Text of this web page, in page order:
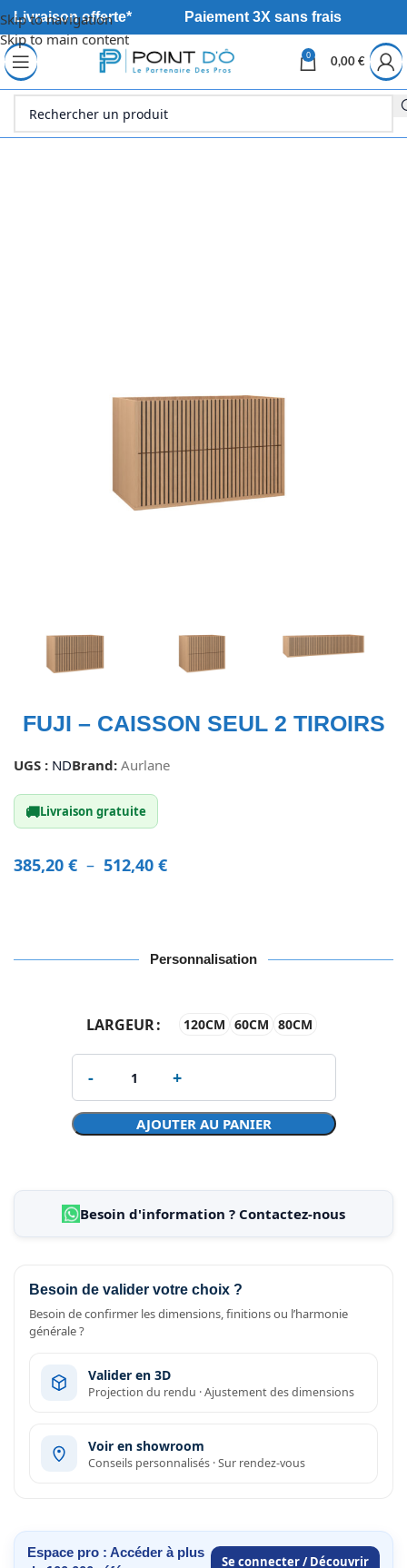
Skip to navigation
Skip to main content
Livraison offerte* Paiement 3X sans frais
0
0,00 €
Accueil Sanitaire Meuble
FUJI – CAISSON SEUL 2 TIROIRS
UGS : NDBrand: Aurlane
🚚Livraison gratuite
385,20 € – 512,40 €
Personnalisation
LARGEUR 120CM 60CM 80CM
AJOUTER AU PANIER
Besoin d'information ? Contactez-nous
Besoin de valider votre choix ?
Besoin de confirmer les dimensions, finitions ou l’harmonie
générale ?
Valider en 3D
Projection du rendu · Ajustement des dimensions
Voir en showroom
Conseils personnalisés · Sur rendez-vous
Espace pro : Accéder à plus
Se connecter / Découvrir